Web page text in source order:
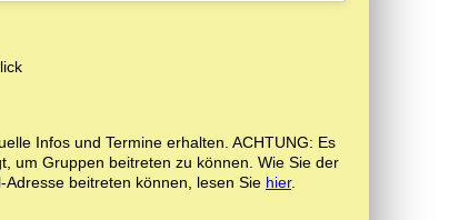
Infos und Termine erhalten. ACHTUNG: Es
um Gruppen beitreten zu können. Wie Sie der
beitreten können, lesen Sie hier.